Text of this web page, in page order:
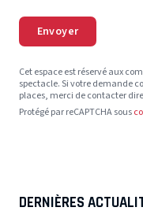
Envoyer
Cet espace est réservé aux
spectacle. Si votre demande
places, merci de contacter
Protégé par reCAPTCHA sous
DERNIÈRES